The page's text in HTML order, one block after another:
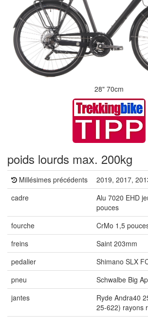
28" 70cm
poids lourds max. 200kg
Millésimes précédents
2019, 2017,
cadre
Alu 7020 EHD
pouces
fourche
CrMo 1,5
freins
Saint 203mm
pedalier
Shimano SLX
pneu
Schwalbe Big
jantes
Ryde Andra40
25-622) rayons